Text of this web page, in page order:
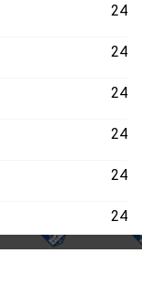
24
24
24
24
24
24